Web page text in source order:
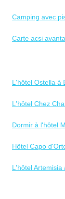
Camping avec
Carte acsi
L'hôtel Ostella à
L'hôtel Chez
Dormir à l'hôtel
Hôtel Capo
L'hôtel Artemisia